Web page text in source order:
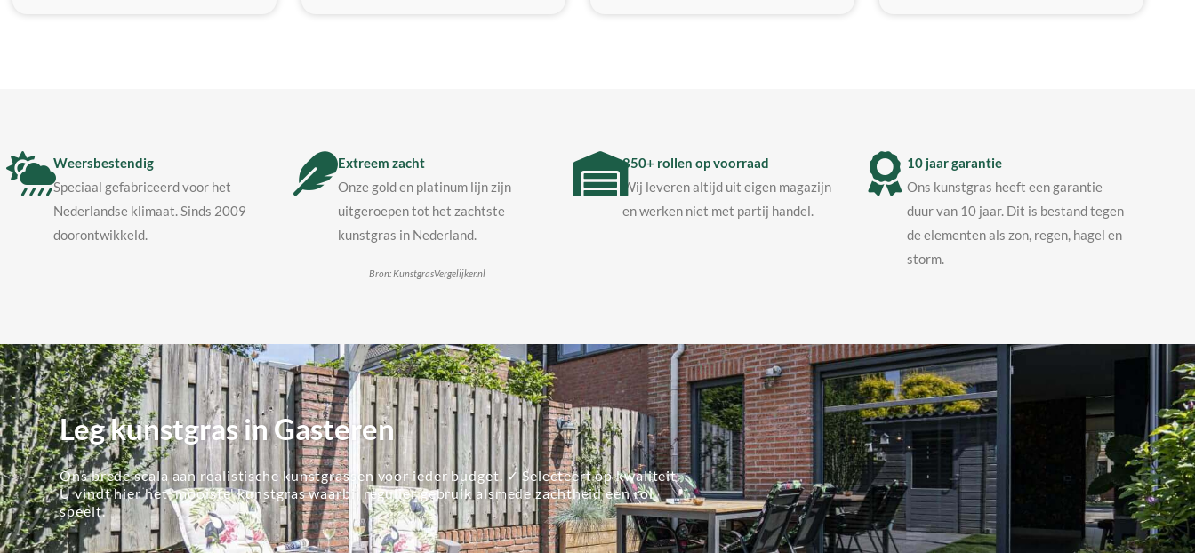
Weersbestendig
Speciaal gefabriceerd voor het
Nederlandse klimaat. Sinds 2009
doorontwikkeld.
Extreem zacht
Onze gold en platinum lijn zijn
uitgeroepen tot het zachtste
kunstgras in Nederland.
Bron: KunstgrasVergelijker.nl
850+ rollen op voorraad
Wij leveren altijd uit eigen magazijn
en werken niet met partij handel.
10 jaar garantie
Ons kunstgras heeft een garantie
duur van 10 jaar. Dit is bestand tegen
de elementen als zon, regen, hagel en
storm.
Leg kunstgras in Gasteren
Ons brede scala aan realistische kunstgrassen voor ieder budget. ✓ Selecteert op kwaliteit.
U vindt hier het 'mooiste' kunstgras waarbij regulier gebruik alsmede zachtheid een rol
speelt.